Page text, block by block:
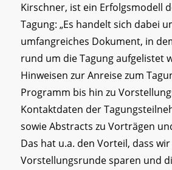
Kirschner, ist ein Erfolgsmodell
Tagung: „Es handelt sich dabei
umfangreiches Dokument, in
rund um die Tagung aufgelistet
Hinweisen zur Anreise zum
Programm bis hin zu
Kontaktdaten der
sowie Abstracts zu Vorträgen
Das hat u.a. den Vorteil, dass
Vorstellungsrunde sparen und